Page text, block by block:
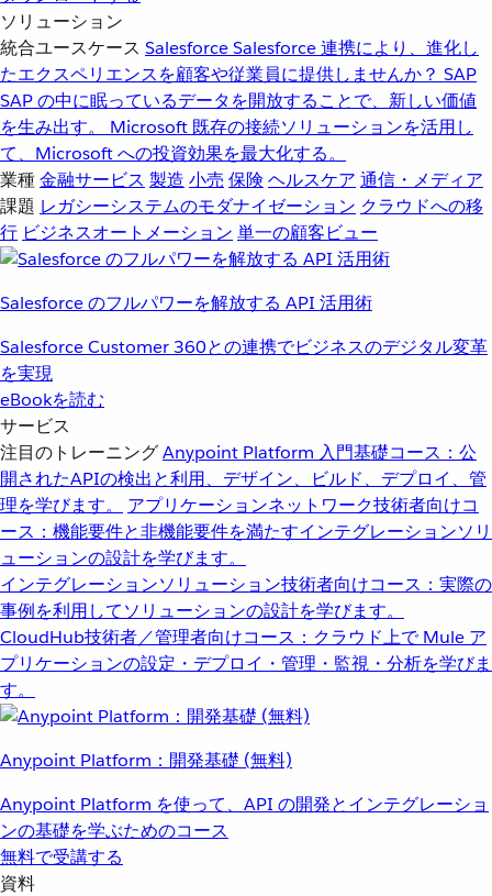
ソリューション
統合ユースケース SalesforceSalesforce 連携により、進化し
たエクスペリエンスを顧客や従業員に提供しませんか？ SAP
SAP の中に眠っているデータを開放することで、新しい価値
を生み出す。
Microsoft 既存の接続ソリューションを活用し
て、Microsoft への投資効果を最大化する。
業種金融サービス 製造 小売 保険 ヘルスケア 通信・メディア
課題 レガシーシステムのモダナイゼーション クラウドへの移
行 ビジネスオートメーション 単一の顧客ビュー
Salesforce のフルパワーを解放する API 活用術
Salesforce Customer 360との連携でビジネスのデジタル変革
を実現
eBookを読む
サービス
注目のトレーニングAnypoint Platform 入門基礎コース：公
開されたAPIの検出と利用、デザイン、ビルド、デプロイ、管
理を学びます。
アプリケーションネットワーク技術者向けコ
ース：機能要件と非機能要件を満たすインテグレーションソリ
ューションの設計を学びます。
インテグレーションソリューション技術者向けコース：実際の
事例を利用してソリューションの設計を学びます。
CloudHub技術者／管理者向けコース：クラウド上で Mule ア
プリケーションの設定・デプロイ・管理・監視・分析を学びま
す。
Anypoint Platform：開発基礎 (無料)
Anypoint Platform を使って、API の開発とインテグレーショ
ンの基礎を学ぶためのコース
無料で受講する
資料